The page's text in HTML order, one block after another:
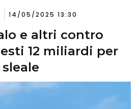
14/05/2025 13:30
e altri contro
12 miliardi per